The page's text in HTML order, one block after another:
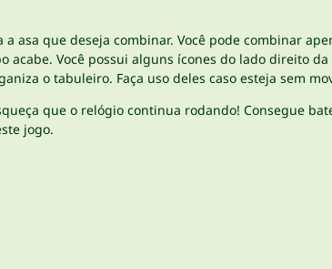
asa que deseja combinar. Você pode combinar
Você possui alguns ícones do lado direito
o tabuleiro. Faça uso deles caso esteja sem
que o relógio continua rodando! Consegue
jogo.